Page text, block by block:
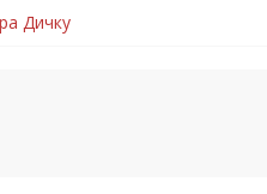
Дичку
з Тернопільщини
Вельму
Іскоростенського